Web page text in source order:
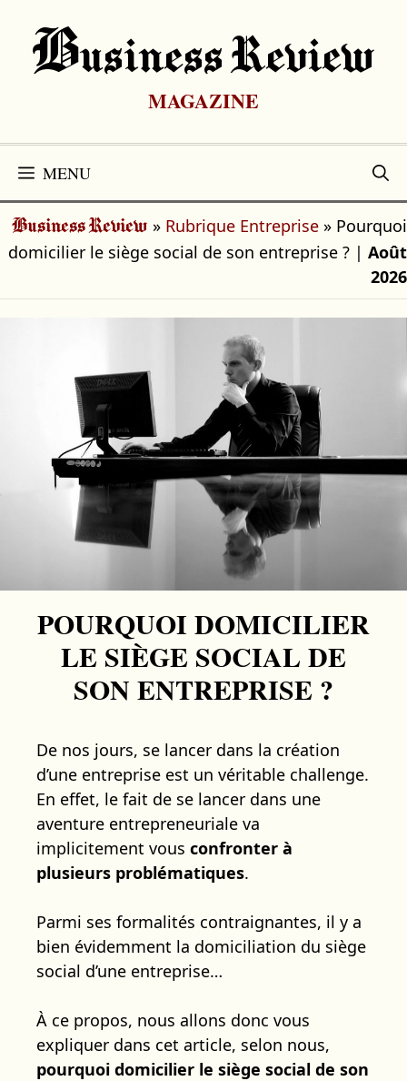
contenu
BUsiness Review
MAGAZINE
MENU
Business Review » Rubrique Entreprise » Pourquoi
domicilier le siège social de son entreprise ? | Août
2026
POURQUOI DOMICILIER
LE SIÈGE SOCIAL DE
SON ENTREPRISE ?
De nos jours, se lancer dans la création
d’une entreprise est un véritable challenge.
En effet, le fait de se lancer dans une
aventure entrepreneuriale va
implicitement vous confronter à
plusieurs problématiques.
Parmi ses formalités contraignantes, il y a
bien évidemment la domiciliation du siège
social d’une entreprise…
À ce propos, nous allons donc vous
expliquer dans cet article, selon nous,
pourquoi domicilier le siège social de son